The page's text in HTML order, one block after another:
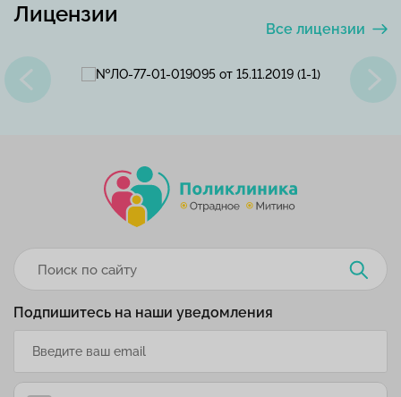
Лицензии
Все лицензии
Подпишитесь на наши уведомления